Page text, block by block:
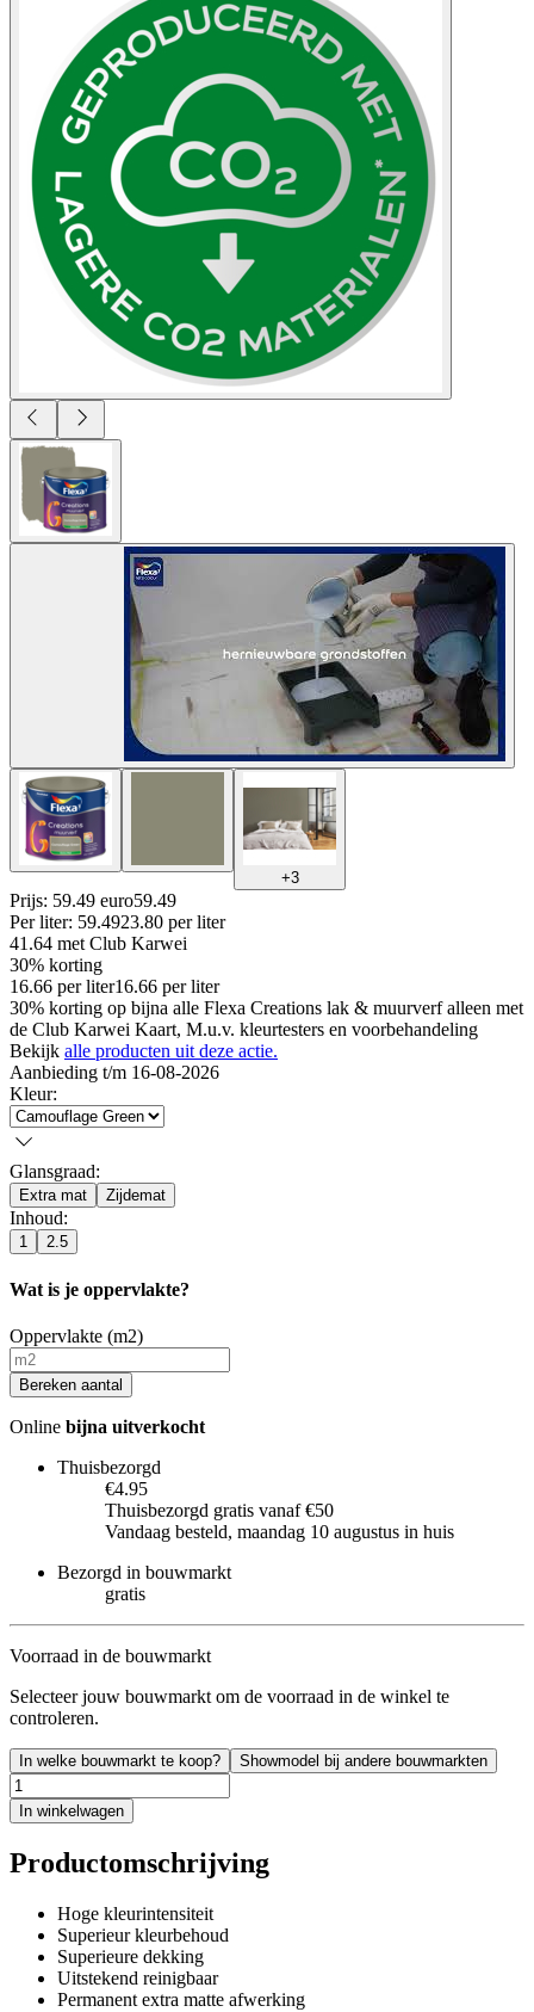
+3
Prijs: 59.49 euro59.49
Per liter: 59.4923.80 per liter
41.64 met Club Karwei
30% korting
16.66 per liter16.66 per liter
30% korting op bijna alle Flexa Creations lak & muurverf alleen met
de Club Karwei Kaart, M.u.v. kleurtesters en voorbehandeling
Bekijk alle producten uit deze actie.
Aanbieding t/m 16-08-2026
Kleur:
Glansgraad:
Extra mat Zijdemat
Inhoud:
1 2.5
Wat is je oppervlakte?
Oppervlakte (m2)
Bereken aantal
Online bijna uitverkocht
Thuisbezorgd
€4.95
Thuisbezorgd gratis vanaf €50
Vandaag besteld, maandag 10 augustus in huis
Bezorgd in bouwmarkt
gratis
Voorraad in de bouwmarkt
Selecteer jouw bouwmarkt om de voorraad in de winkel te
controleren.
In welke bouwmarkt te koop? Showmodel bij andere bouwmarkten
In winkelwagen
Productomschrijving
Hoge kleurintensiteit
Superieur kleurbehoud
Superieure dekking
Uitstekend reinigbaar
Permanent extra matte afwerking